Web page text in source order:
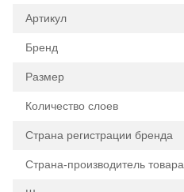
Артикул
Бренд
Размер
Количество слоев
Страна регистрации бренда
Страна-производитель товара